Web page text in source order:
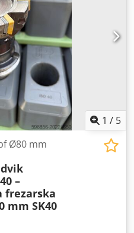
1 / 5
Ø80 mm
–
frezarska
mm SK40